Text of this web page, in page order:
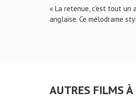
« La retenue, c'est tout un
anglaise. Ce mélodrame
AUTRES FILMS À